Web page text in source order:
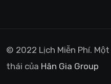
© 2022 Lịch Miễn Phí.
thái của Hân Gia Group